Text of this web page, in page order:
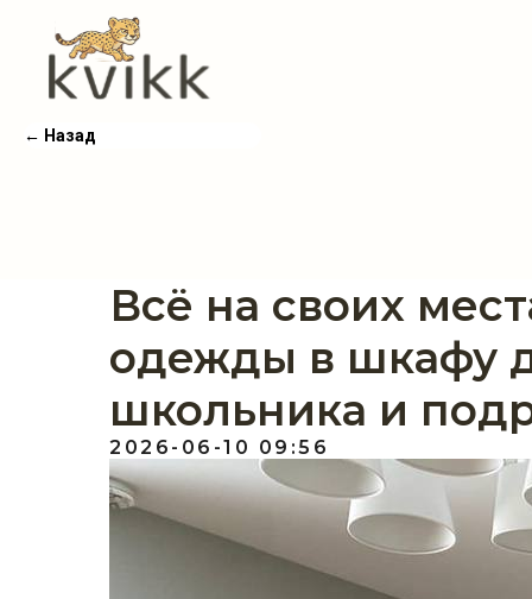
← Назад
← Назад
Всё на своих
одежды в шкафу
школьника и
2026-06-10 09:56